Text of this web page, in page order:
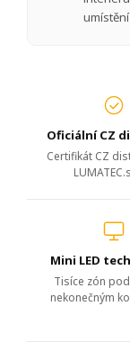
Oficiální CZ
Certifikát CZ
Mini LED
Tisíce zón
nekonečným